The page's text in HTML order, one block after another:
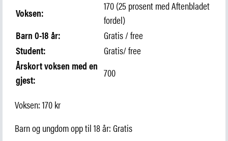
Ansatte
Voksen:
170 (25 prosent med Aftenbladet
fordel)
Barn 0-18 år:
Gratis / free
Student:
Gratis/ free
Årskort voksen med en
gjest:
700
Voksen: 170 kr
Barn og ungdom opp til 18 år: Gratis